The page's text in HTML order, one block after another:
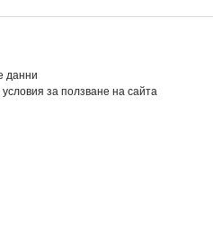
данни
за ползване на сайта